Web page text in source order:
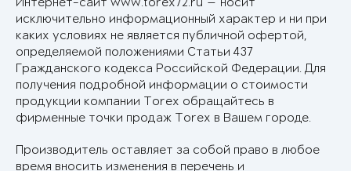
Интернет-сайт www.torex72.ru — носит
исключительно информационный характер и ни при
каких условиях не является публичной офертой,
определяемой положениями Статьи 437
Гражданского кодекса Российской Федерации. Для
получения подробной информации о стоимости
продукции компании Torex обращайтесь в
фирменные точки продаж Torex в Вашем городе.
Производитель оставляет за собой право в любое
время вносить изменения в перечень и